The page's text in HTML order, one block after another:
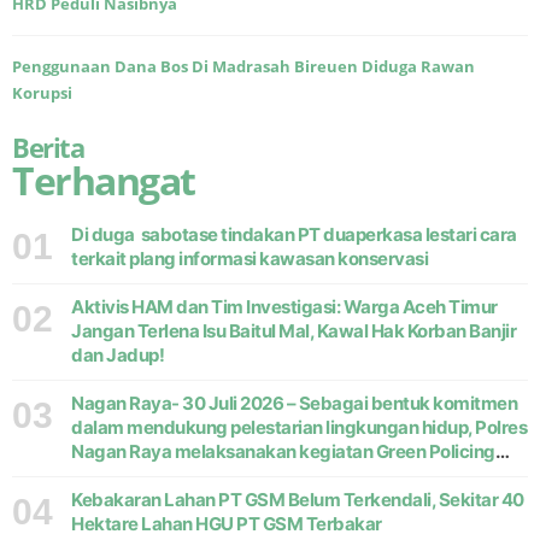
Penggunaan Dana Bos Di Madrasah Bireuen Diduga Rawan
Korupsi
Berita
Terhangat
01
Di duga sabotase tindakan PT duaperkasa lestari cara
terkait plang informasi kawasan konservasi
02
Aktivis HAM dan Tim Investigasi: Warga Aceh Timur
Jangan Terlena Isu Baitul Mal, Kawal Hak Korban Banjir
dan Jadup!
03
Nagan Raya- 30 Juli 2026 – Sebagai bentuk komitmen
dalam mendukung pelestarian lingkungan hidup, Polres
Nagan Raya melaksanakan kegiatan Green Policing
Kecamatan Beutong, Kabupaten
04
Kebakaran Lahan PT GSM Belum Terkendali, Sekitar 40
Hektare Lahan HGU PT GSM Terbakar